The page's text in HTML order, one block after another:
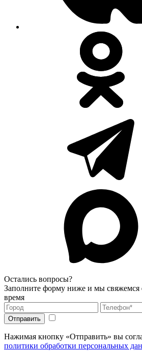
Остались вопросы?
Заполните форму ниже и мы
время
Нажимая кнопку «Отправить» вы
политики обработки персональных